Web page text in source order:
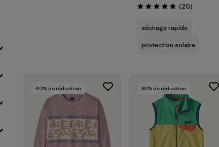
Évaluation: 4.8 / 5
(20Avis
)
séchage rapide
protection solaire
40% de réduction 30% de réduction